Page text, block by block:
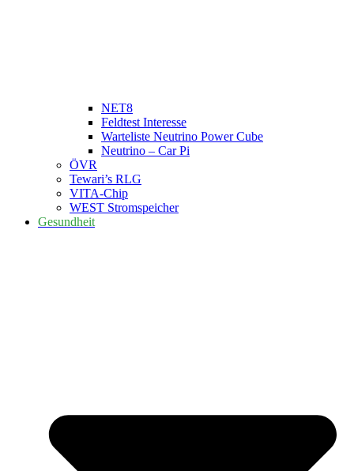
NET8
Feldtest Interesse
Warteliste Neutrino Power Cube
Neutrino – Car Pi
ÖVR
Tewari’s RLG
VITA-Chip
WEST Stromspeicher
Gesundheit